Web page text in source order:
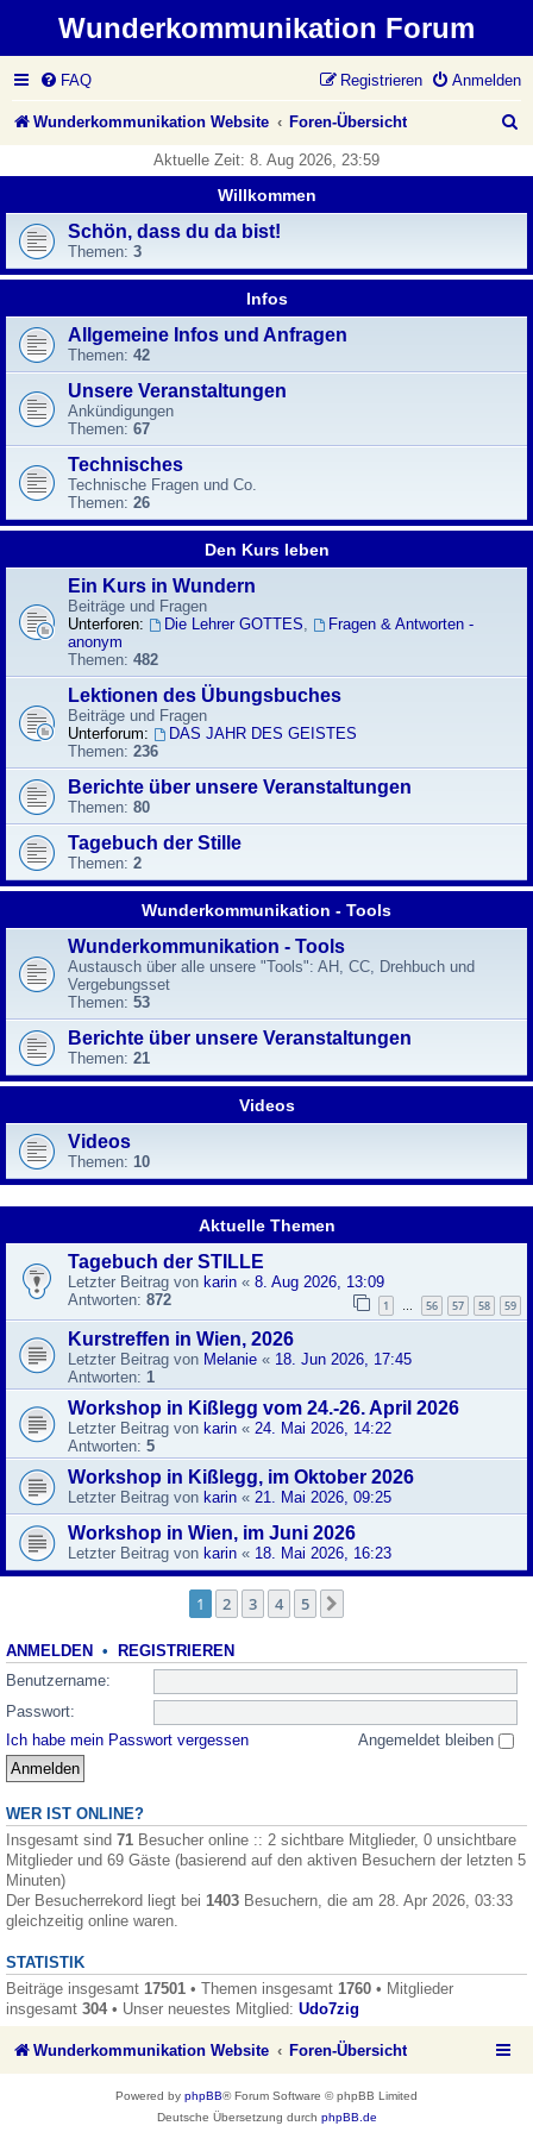
Wunderkommunikation Forum
FAQ Anmelden
Registrieren
Wunderkommunikation Website Foren-Übersicht
Aktuelle Zeit: 8. Aug 2026, 23:59
Willkommen
Schön, dass du da bist!
Themen: 3
Infos
Allgemeine Infos und Anfragen
Themen: 42
Unsere Veranstaltungen
Ankündigungen
Themen: 67
Technisches
Technische Fragen und Co.
Themen: 26
Den Kurs leben
Ein Kurs in Wundern
Beiträge und Fragen
Unterforen:
Die Lehrer GOTTES,
Fragen & Antworten -
anonym
Themen: 482
Lektionen des Übungsbuches
Beiträge und Fragen
Unterforum:
DAS JAHR DES GEISTES
Themen: 236
Berichte über unsere Veranstaltungen
Themen: 80
Tagebuch der Stille
Themen: 2
Wunderkommunikation - Tools
Wunderkommunikation - Tools
Austausch über alle unsere "Tools": AH, CC, Drehbuch und
Vergebungsset
Themen: 53
Berichte über unsere Veranstaltungen
Themen: 21
Videos
Videos
Themen: 10
Aktuelle Themen
Tagebuch der STILLE
Letzter Beitrag von karin « 8. Aug 2026, 13:09
Antworten: 872 1 … 56 57 58 59
Kurstreffen in Wien, 2026
Letzter Beitrag von Melanie « 18. Jun 2026, 17:45
Antworten: 1
Workshop in Kißlegg vom 24.-26. April 2026
Letzter Beitrag von karin « 24. Mai 2026, 14:22
Antworten: 5
Workshop in Kißlegg, im Oktober 2026
Letzter Beitrag von karin « 21. Mai 2026, 09:25
Workshop in Wien, im Juni 2026
Letzter Beitrag von karin « 18. Mai 2026, 16:23
1 2 3 4 5
ANMELDEN • REGISTRIEREN
Benutzername:
Passwort:
Ich habe mein Passwort vergessen
Angemeldet bleiben
WER IST ONLINE?
Insgesamt sind 71 Besucher online :: 2 sichtbare Mitglieder, 0 unsichtbare
Mitglieder und 69 Gäste (basierend auf den aktiven Besuchern der letzten 5
Minuten)
Der Besucherrekord liegt bei 1403 Besuchern, die am 28. Apr 2026, 03:33
gleichzeitig online waren.
STATISTIK
Beiträge insgesamt 17501 • Themen insgesamt 1760 • Mitglieder
insgesamt 304• Unser neuestes Mitglied: Udo7zig
Wunderkommunikation Website Foren-Übersicht
Powered by phpBB® Forum Software © phpBB Limited
Deutsche Übersetzung durch phpBB.de